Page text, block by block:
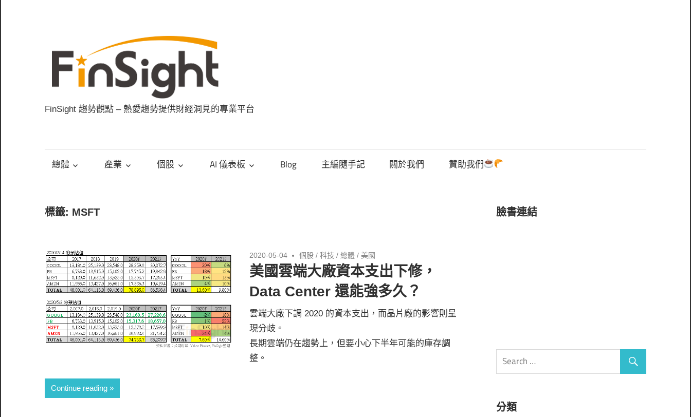
勢
點
FinSight 趨勢觀點 – 熱愛趨勢提供財經洞見的專業平台
總體 產業 個股 AI 儀表板 Blog 主編隨手記 關於我們 贊助我們
標籤: MSFT
2020-05-04 個股 /科技 /總體 /美國
美國雲端大廠資本支出下修，
Data Center 還能強多久？
雲端大廠下調 2020 的資本支出，而晶片廠的影響則呈
現分歧。
長期雲端仍在趨勢上，但要小心下半年可能的庫存調
整。
Continue reading
臉書連結
分類